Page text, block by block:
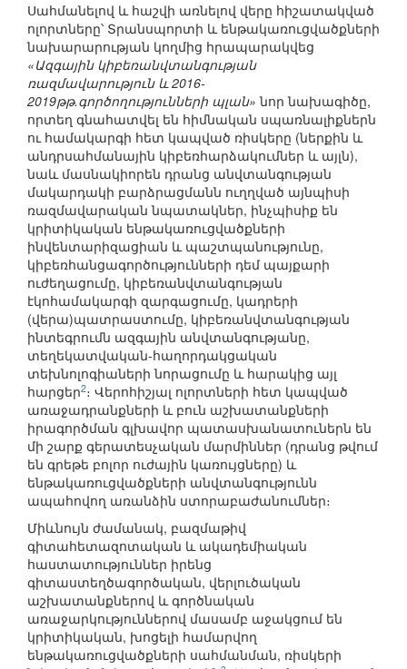
Սահմանելով և հաշվի առնելով վերը հիշատակված
ոլորտները՝ Տրանսպորտի և ենթակառուցվածքների
նախարարության կողմից հրապարակվեց
«Ազգային կիբեռանվտանգության
ռազմավարություն և 2016-
2019թթ.գործողությունների պլան» նոր նախագիծը,
որտեղ գնահատվել են հիմնական սպառնալիքներն
ու համակարգի հետ կապված ռիսկերը (ներքին և
անդրսահմանային կիբեռհարձակումներ և այլն),
նաև մասնակիորեն դրանց անվտանգության
մակարդակի բարձրացմանն ուղղված այնպիսի
ռազմավարական նպատակներ, ինչպիսիք են
կրիտիկական ենթակառուցվածքների
ինվենտարիզացիան և պաշտպանությունը,
կիբեռհանցագործությունների դեմ պայքարի
ուժեղացումը, կիբեռանվտանգության
էկոհամակարգի զարգացումը, կադրերի
(վերա)պատրաստումը, կիբեռանվտանգության
ինտեգրումն ազգային անվտանգությանը,
տեղեկատվական-հաղորդակցական
տեխնոլոգիաների նորացումը և հարակից այլ
հարցեր2։ Վերոհիշյալ ոլորտների հետ կապված
առաջադրանքների և բուն աշխատանքների
իրագործման գլխավոր պատասխանատուներն են
մի շարք գերատեսչական մարմիններ (դրանց թվում
են գրեթե բոլոր ուժային կառույցները) և
ենթակառուցվածքների անվտանգությունն
ապահովող առանձին ստորաբաժանումներ։
Միևնույն ժամանակ, բազմաթիվ
գիտահետազոտական և ակադեմիական
հաստատություններ իրենց
գիտաստեղծագործական, վերլուծական
աշխատանքներով և գործնական
առաջարկություններով մասամբ աջակցում են
կրիտիկական, խոցելի համարվող
ենթակառուցվածքների սահմանման, ռիսկերի